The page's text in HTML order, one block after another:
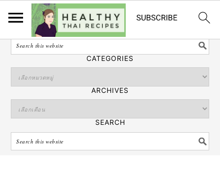
ไทย
SEARCH
CATEGORIES
ARCHIVES
SEARCH